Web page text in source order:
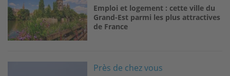
Emploi et logement : cette ville du
Grand-Est parmi les plus attractives
de France
Près de chez vous